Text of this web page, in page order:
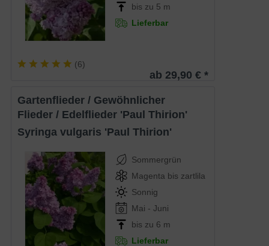
bis zu 5 m
Lieferbar
(6)
ab 29,90 € *
Gartenflieder / Gewöhnlicher
Flieder / Edelflieder 'Paul Thirion'
Syringa vulgaris 'Paul Thirion'
Sommergrün
Magenta bis zartlila
Sonnig
Mai - Juni
bis zu 6 m
Lieferbar